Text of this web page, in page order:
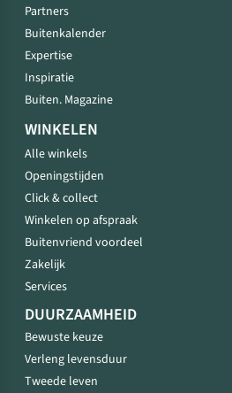
Partners
Buitenkalender
Expertise
Inspiratie
Buiten. Magazine
WINKELEN
Alle winkels
Openingstijden
Click & collect
Winkelen op afspraak
Buitenvriend voordeel
Zakelijk
Services
DUURZAAMHEID
Bewuste keuze
Verleng levensduur
Tweede leven